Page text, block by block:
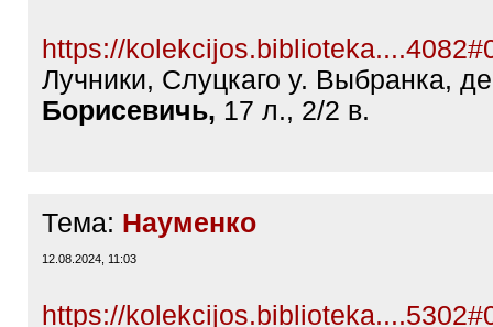
https://
Лучники, Слуцкаго у. Выбранка,
Борисевичь, 17 л., 2/2 в.
Тема: Науменко
12.08.2024, 11:03
https://